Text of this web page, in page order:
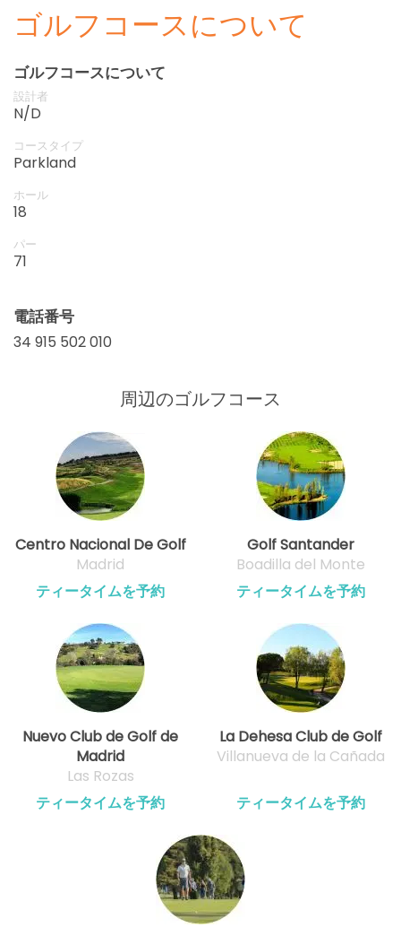
ゴルフコースについて
ゴルフコースについて
設計者
N/D
コースタイプ
Parkland
ホール
18
パー
71
電話番号
34 915 502 010
周辺のゴルフコース
Centro Nacional De Golf
Madrid
ティータイムを予約
Golf Santander
Boadilla del Monte
ティータイムを予約
Nuevo Club de Golf de
Madrid
Las Rozas
ティータイムを予約
La Dehesa Club de Golf
Villanueva de la Cañada
ティータイムを予約